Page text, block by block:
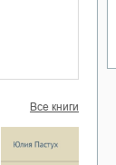
Все книги